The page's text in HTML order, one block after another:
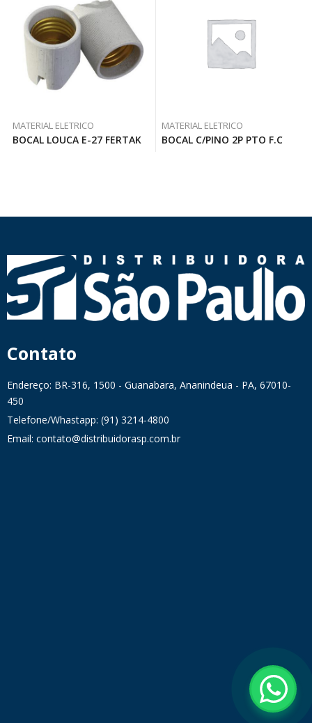
MATERIAL ELETRICO
BOCAL LOUCA E-27 FERTAK
MATERIAL ELETRICO
BOCAL C/PINO 2P PTO F.C
Contato
Endereço: BR-316, 1500 - Guanabara, Ananindeua - PA, 67010-
450
Telefone/Whastapp: (91) 3214-4800
Email: contato@distribuidorasp.com.br